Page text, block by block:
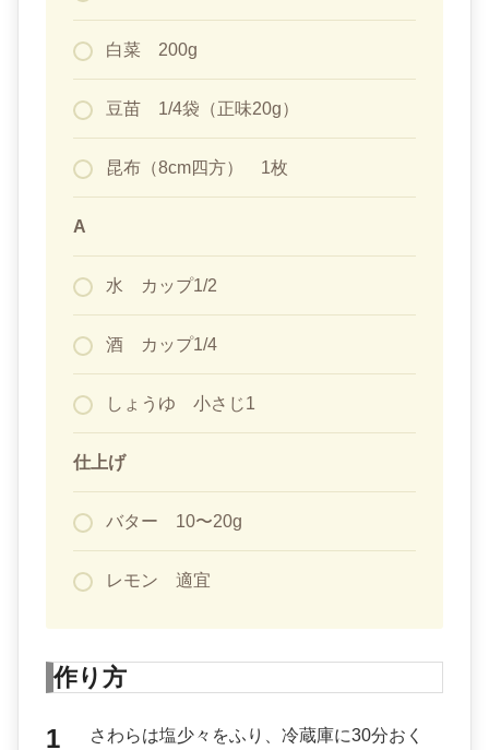
白菜 200g
豆苗 1/4袋（正味20g）
昆布（8cm四方） 1枚
A
水 カップ1/2
酒 カップ1/4
しょうゆ 小さじ1
仕上げ
バター 10〜20g
レモン 適宜
作り方
さわらは塩少々をふり、冷蔵庫に30分おく